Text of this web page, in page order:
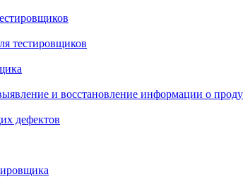
тестировщиков
и восстановление информации о
дефектов